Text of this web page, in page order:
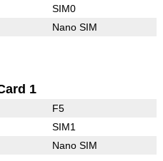
SIM0
Nano SIM
1
F5
SIM1
Nano SIM